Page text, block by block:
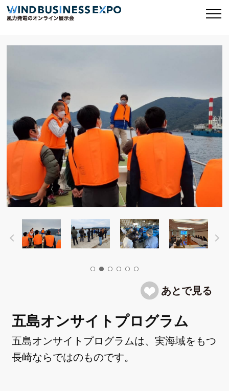
五島オンサイトプログラム
五島オンサイトプログラムは、実海域をもつ
長崎ならではのものです。